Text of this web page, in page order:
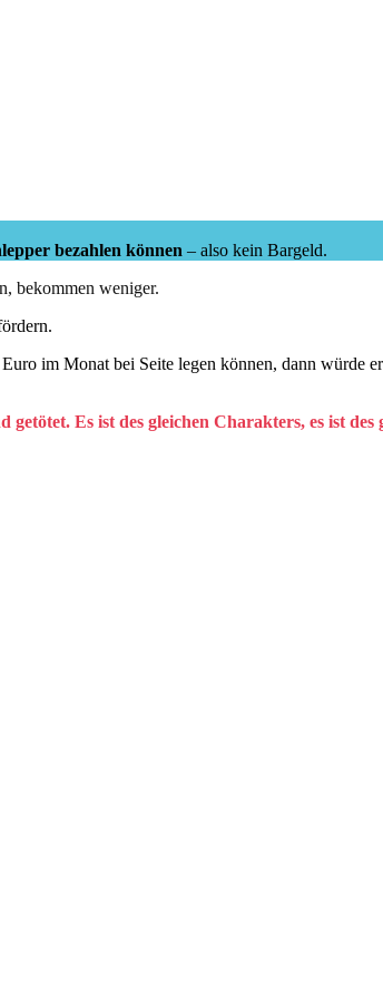
bezahlen können – also kein Bargeld.
bekommen weniger.
im Monat bei Seite legen können, dann würde
Es ist des gleichen Charakters, es ist des